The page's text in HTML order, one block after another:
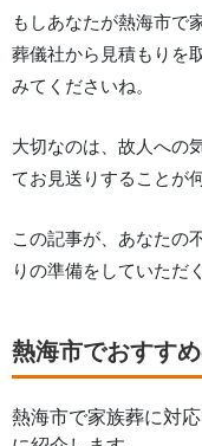
もしあなたが熱海市で
葬儀社から見積もりを
みてくださいね。
大切なのは、故人への
てお見送りすることが
この記事が、あなたの
りの準備をしていただ
熱海市でおすす
熱海市で家族葬に対